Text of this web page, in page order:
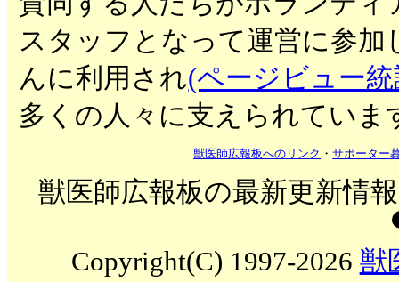
スタッフとなって運営に参加
んに利用され(ページビュー
多くの人々に支えられていま
獣医師広報板へのリンク ・サポーター
獣医師広報板の最新更新情
Copyright(C) 1997-2026 獣